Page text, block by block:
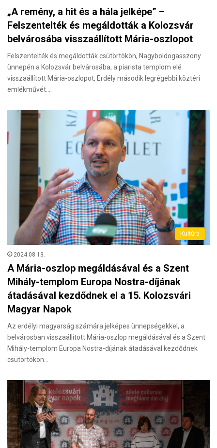
„A remény, a hit és a hála jelképe” –
Felszentelték és megáldották a Kolozsvár
belvárosába visszaállított Mária-oszlopot
Felszentelték és megáldották csütörtökön, Nagyboldogasszony
ünnepén a Kolozsvár belvárosába, a piarista templom elé
visszaállított Mária-oszlopot, Erdély második legrégebbi köztéri
emlékművét.…
Kultúra
2024.08.13.
A Mária-oszlop megáldásával és a Szent
Mihály-templom Europa Nostra-díjának
átadásával kezdődnek el a 15. Kolozsvári
Magyar Napok
Az erdélyi magyarság számára jelképes ünnepségekkel, a
belvárosban visszaállított Mária-oszlop megáldásával és a Szent
Mihály-templom Europa Nostra-díjának átadásával kezdődnek
csütörtökön…